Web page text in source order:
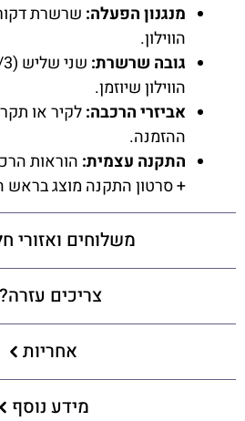
מנגנון הפעלה: שרשרת
הווילון.
גובה שרשרת:
הווילון שיוזמן.
אביזרי הרכבה:לקיר או
ההזמנה.
התקנה עצמית: הוראות
+ סרטון התקנה מוצג בראש
משלוחים ואזורי
צריכים עזרה?
אחריות
מידע נוסף